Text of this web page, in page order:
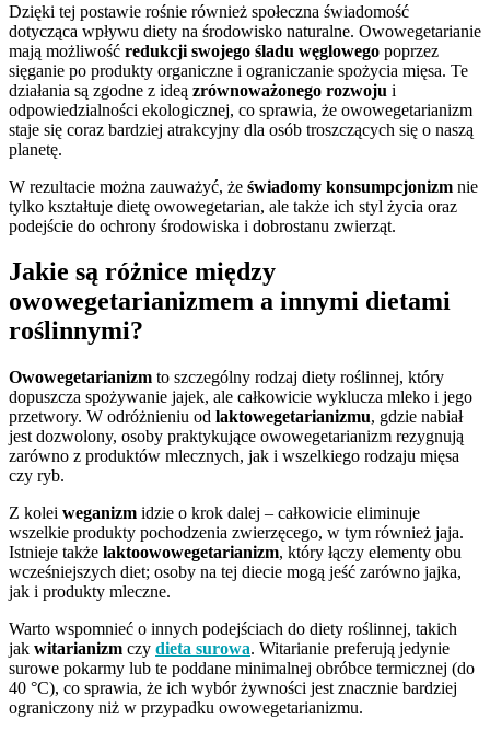
Dzięki tej postawie rośnie również społeczna świadomość
dotycząca wpływu diety na środowisko naturalne. Owowegetarianie
mają możliwość redukcji swojego śladu węglowego poprzez
sięganie po produkty organiczne i ograniczanie spożycia mięsa. Te
działania są zgodne z ideą zrównoważonego rozwoju i
odpowiedzialności ekologicznej, co sprawia, że owowegetarianizm
staje się coraz bardziej atrakcyjny dla osób troszczących się o naszą
planetę.
W rezultacie można zauważyć, że świadomy konsumpcjonizm nie
tylko kształtuje dietę owowegetarian, ale także ich styl życia oraz
podejście do ochrony środowiska i dobrostanu zwierząt.
Jakie są różnice między
owowegetarianizmem a innymi dietami
roślinnymi?
Owowegetarianizm to szczególny rodzaj diety roślinnej, który
dopuszcza spożywanie jajek, ale całkowicie wyklucza mleko i jego
przetwory. W odróżnieniu od laktowegetarianizmu, gdzie nabiał
jest dozwolony, osoby praktykujące owowegetarianizm rezygnują
zarówno z produktów mlecznych, jak i wszelkiego rodzaju mięsa
czy ryb.
Z kolei weganizm idzie o krok dalej – całkowicie eliminuje
wszelkie produkty pochodzenia zwierzęcego, w tym również jaja.
Istnieje także laktoowowegetarianizm, który łączy elementy obu
wcześniejszych diet; osoby na tej diecie mogą jeść zarówno jajka,
jak i produkty mleczne.
Warto wspomnieć o innych podejściach do diety roślinnej, takich
jak witarianizm czy dieta surowa. Witarianie preferują jedynie
surowe pokarmy lub te poddane minimalnej obróbce termicznej (do
40 °C), co sprawia, że ich wybór żywności jest znacznie bardziej
ograniczony niż w przypadku owowegetarianizmu.